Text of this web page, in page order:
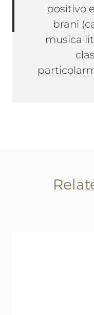
positivo
brani
musica